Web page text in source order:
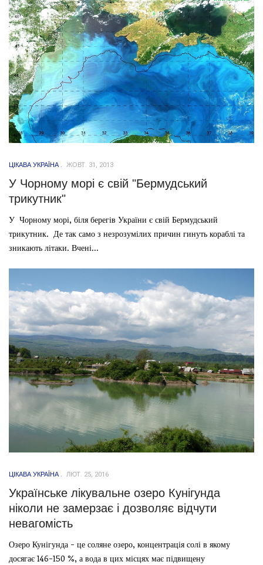
ЦІКАВА УКРАЇНА ЖОВТ. 31, 2013
У Чорному морі є свій "Бермудський
трикутник"
У Чорному морі, біля берегів України є свій Бермудський
трикутник. Де так само з незрозумілих причин гинуть кораблі та
зникають літаки. Вчені...
ЦІКАВА УКРАЇНА ЛЮТ. 25, 2016
Українське лікувальне озеро Кунігунда
ніколи не замерзає і дозволяє відчути
невагомість
Озеро Кунігунда - це соляне озеро, концентрація солі в якому
досягає 146-150 %, а вода в цих місцях має підвищену